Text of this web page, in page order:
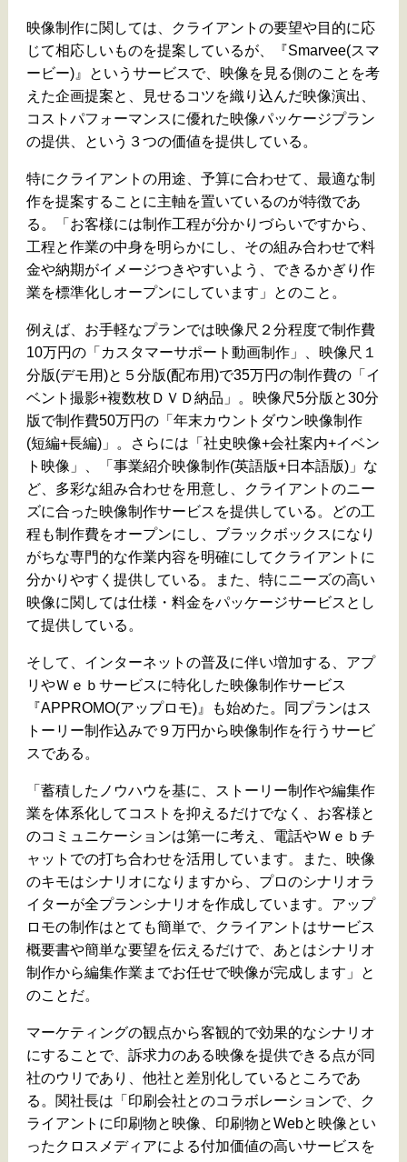
映像制作に関しては、クライアントの要望や目的に応
じて相応しいものを提案しているが、『Smarvee(スマ
ービー)』というサービスで、映像を見る側のことを考
えた企画提案と、見せるコツを織り込んだ映像演出、
コストパフォーマンスに優れた映像パッケージプラン
の提供、という３つの価値を提供している。
特にクライアントの用途、予算に合わせて、最適な制
作を提案することに主軸を置いているのが特徴であ
る。「お客様には制作工程が分かりづらいですから、
工程と作業の中身を明らかにし、その組み合わせで料
金や納期がイメージつきやすいよう、できるかぎり作
業を標準化しオープンにしています」とのこと。
例えば、お手軽なプランでは映像尺２分程度で制作費
10万円の「カスタマーサポート動画制作」、映像尺１
分版(デモ用)と５分版(配布用)で35万円の制作費の「イ
ベント撮影+複数枚ＤＶＤ納品」。映像尺5分版と30分
版で制作費50万円の「年末カウントダウン映像制作
(短編+長編)」。さらには「社史映像+会社案内+イベン
ト映像」、「事業紹介映像制作(英語版+日本語版)」な
ど、多彩な組み合わせを用意し、クライアントのニー
ズに合った映像制作サービスを提供している。どの工
程も制作費をオープンにし、ブラックボックスになり
がちな専門的な作業内容を明確にしてクライアントに
分かりやすく提供している。また、特にニーズの高い
映像に関しては仕様・料金をパッケージサービスとし
て提供している。
そして、インターネットの普及に伴い増加する、アプ
リやＷｅｂサービスに特化した映像制作サービス
『APPROMO(アップロモ)』も始めた。同プランはス
トーリー制作込みで９万円から映像制作を行うサービ
スである。
「蓄積したノウハウを基に、ストーリー制作や編集作
業を体系化してコストを抑えるだけでなく、お客様と
のコミュニケーションは第一に考え、電話やＷｅｂチ
ャットでの打ち合わせを活用しています。また、映像
のキモはシナリオになりますから、プロのシナリオラ
イターが全プランシナリオを作成しています。アップ
ロモの制作はとても簡単で、クライアントはサービス
概要書や簡単な要望を伝えるだけで、あとはシナリオ
制作から編集作業までお任せで映像が完成します」と
のことだ。
マーケティングの観点から客観的で効果的なシナリオ
にすることで、訴求力のある映像を提供できる点が同
社のウリであり、他社と差別化しているところであ
る。関社長は「印刷会社とのコラボレーションで、ク
ライアントに印刷物と映像、印刷物とWebと映像とい
ったクロスメディアによる付加価値の高いサービスを